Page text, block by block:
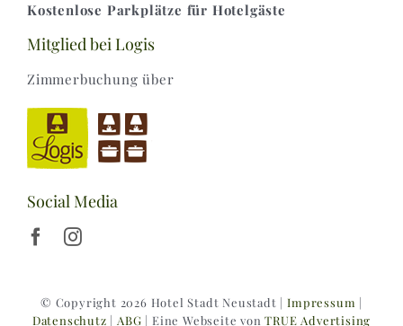
Kostenlose Parkplätze für Hotelgäste
Mitglied bei Logis
Zimmerbuchung über
Social Media
© Copyright 2026 Hotel Stadt Neustadt |Impressum |
Datenschutz |ABG | Eine Webseite vonTRUE Advertising